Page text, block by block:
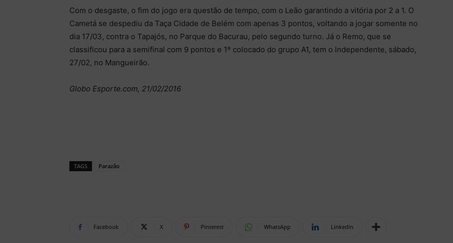
Com o desgaste, o fim do jogo era questão de tempo, com o Leão garantindo a vitória por 2 a 1. O
Cametá se despediu da Taça Cidade de Belém com apenas 3 pontos, voltando a jogar somente no
dia 17/03, contra o Tapajós, no Parque do Bacurau, pelo segundo turno. Já o Remo, que se
classificou para a semifinal com 9 pontos e 1º colocado do grupo A1, tem o Independente, sábado,
27/02, no Mangueirão.
Globo Esporte.com, 21/02/2016
TAGS Parazão
Facebook X Pinterest WhatsApp Linkedin